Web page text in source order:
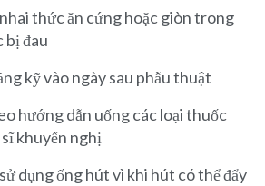
thức ăn cứng hoặc giòn trong
bị đau
kỹ vào ngày sau phẫu thuật
hướng dẫn uống các loại thuốc
sĩ khuyến nghị
dụng ống hút vì khi hút có thể đẩy